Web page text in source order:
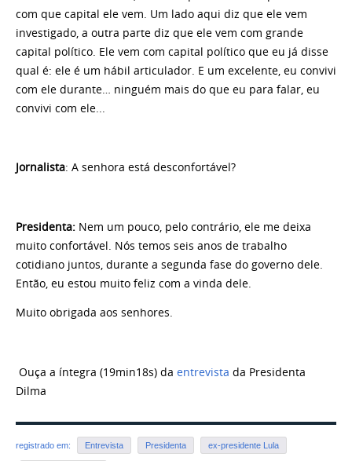
com que capital ele vem. Um lado aqui diz que ele vem
investigado, a outra parte diz que ele vem com grande
capital político. Ele vem com capital político que eu já disse
qual é: ele é um hábil articulador. E um excelente, eu convivi
com ele durante… ninguém mais do que eu para falar, eu
convivi com ele...
Jornalista: A senhora está desconfortável?
Presidenta: Nem um pouco, pelo contrário, ele me deixa
muito confortável. Nós temos seis anos de trabalho
cotidiano juntos, durante a segunda fase do governo dele.
Então, eu estou muito feliz com a vinda dele.
Muito obrigada aos senhores.
Ouça a íntegra (19min18s) da entrevista da Presidenta
Dilma
registrado em: Entrevista Presidenta ex-presidente Lula